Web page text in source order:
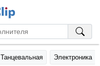
Танцевальная Электроника